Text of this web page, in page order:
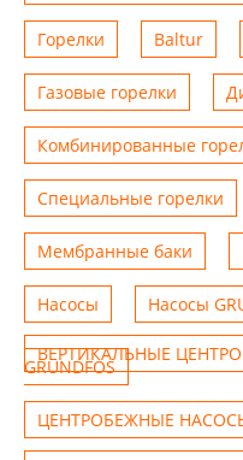
Горелки Baltur
Газовые горелки
Комбинированные
Специальные горелки
Мембранные баки
Насосы Насосы
ВЕРТИКАЛЬНЫЕ
GRUNDFOS
ЦЕНТРОБЕЖНЫЕ